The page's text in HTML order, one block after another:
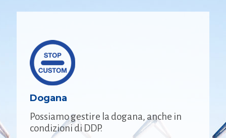
Dogana
Possiamo gestire la dogana, anche in
condizioni di DDP.